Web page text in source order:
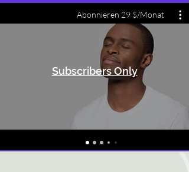
Abonnieren 29 $/Monat
Subscribers Only